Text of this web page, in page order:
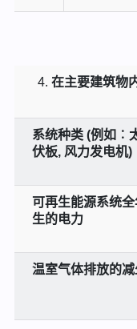
在主要建筑物
系统种类 (例如︰
伏板, 风力发电机)
可再生能源系统
生的电力
温室气体排放的减